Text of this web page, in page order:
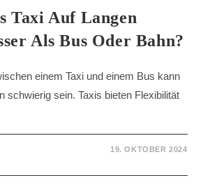
Taxi Auf Langen
Als Bus Oder Bahn?
einem Taxi und einem Bus kann
schwierig sein. Taxis bieten Flexibilität
19. OKTOBER 2024